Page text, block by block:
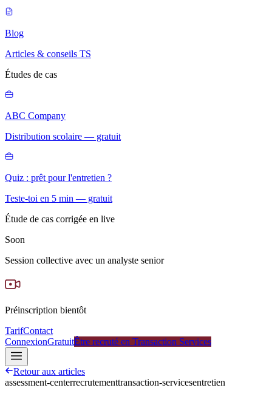
Blog
Articles & conseils TS
Études de cas
ABC Company
Distribution scolaire — gratuit
Quiz : prêt pour l'entretien ?
Teste-toi en 5 min — gratuit
Étude de cas corrigée en live
Soon
Session collective avec un analyste senior
Préinscription bientôt
TarifContact
ConnexionGratuitÊtre recruté en Transaction Services
Retour aux articles
assessment-centerrecrutementtransaction-servicesentretien